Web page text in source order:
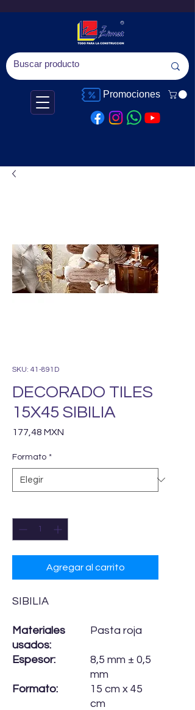
Promociones
SKU: 41-891D
DECORADO TILES
15X45 SIBILIA
177,48 MXN
Formato *
Agregar al carrito
SIBILIA
Materiales
usados:
Pasta roja
Espesor:
8,5 mm ± 0,5
mm
Formato:
15 cm x 45
cm